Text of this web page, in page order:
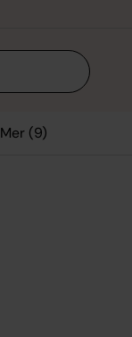
Mer (9)